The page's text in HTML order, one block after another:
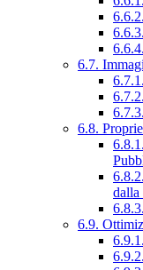
6.7.
6.8.
dalla
6.9.